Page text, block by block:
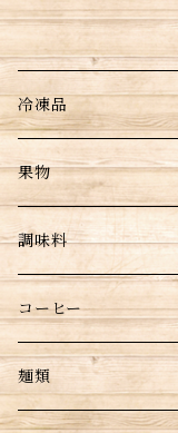
冷凍品
果物
調味料
コーヒー
麺類